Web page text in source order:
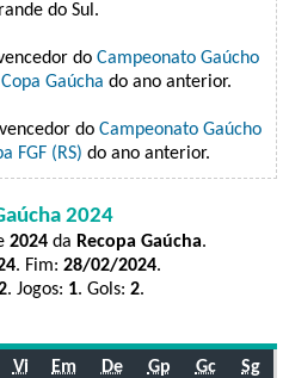
do Sul.
do Campeonato Gaúcho
Gaúcha do ano anterior.
do Campeonato Gaúcho
FGF (RS) do ano anterior.
2024
2024da Recopa Gaúcha.
. Fim: 28/02/2024.
. Jogos: 1. Gols: 2.
Vi Em De Gp Gc Sg